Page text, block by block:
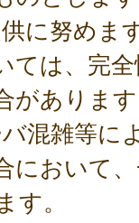
に努めま
ては、完
がありま
混雑等に
において
。